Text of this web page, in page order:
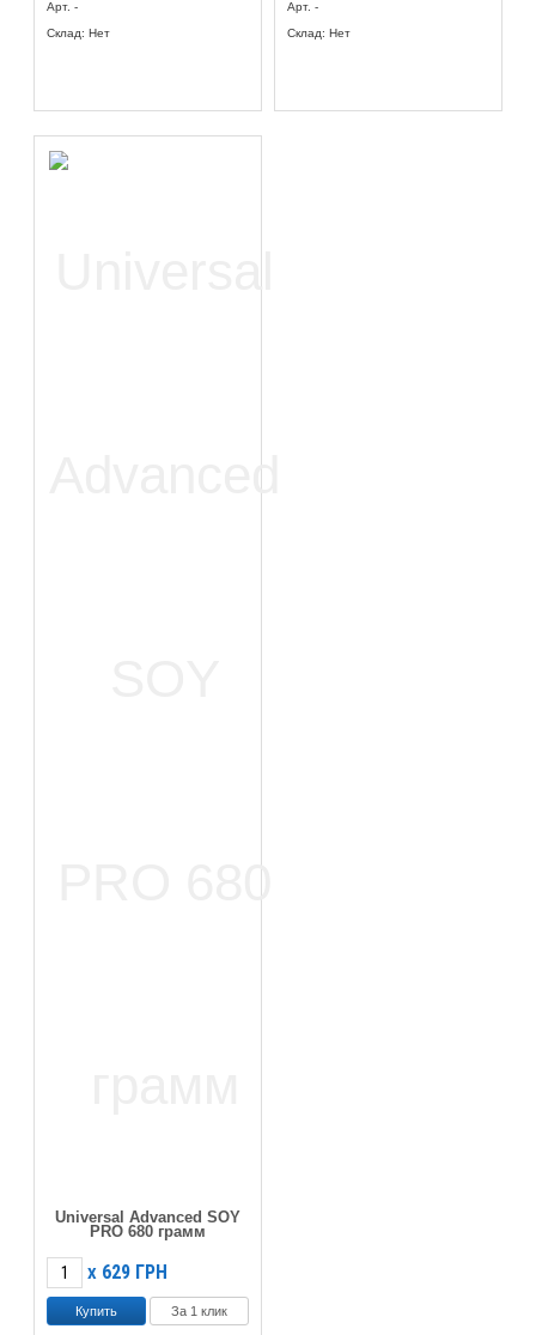
Арт. -
Склад: Нет
Арт. -
Склад: Нет
Universal Advanced SOY
PRO 680 грамм
X 629 ГРН
За 1 клик